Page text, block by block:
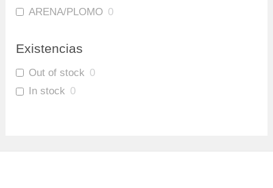
ARENA/PLOMO 0
Existencias
Out of stock 0
In stock 0